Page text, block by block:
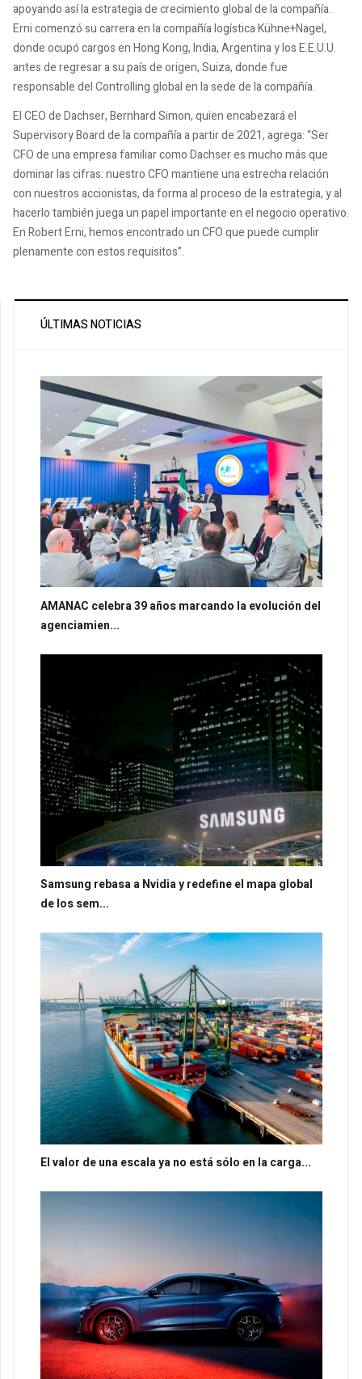
apoyando así la estrategia de crecimiento global de la compañía.
Erni comenzó su carrera en la compañía logística Kühne+Nagel,
donde ocupó cargos en Hong Kong, India, Argentina y los E.E.U.U.
antes de regresar a su país de origen, Suiza, donde fue
responsable del Controlling global en la sede de la compañía.
El CEO de Dachser, Bernhard Simon, quien encabezará el
Supervisory Board de la compañía a partir de 2021, agrega: “Ser
CFO de una empresa familiar como Dachser es mucho más que
dominar las cifras: nuestro CFO mantiene una estrecha relación
con nuestros accionistas, da forma al proceso de la estrategia, y al
hacerlo también juega un papel importante en el negocio operativo.
En Robert Erni, hemos encontrado un CFO que puede cumplir
plenamente con estos requisitos”.
ÚLTIMAS NOTICIAS
AMANAC celebra 39 años marcando la evolución del
agenciamien...
Samsung rebasa a Nvidia y redefine el mapa global
de los sem...
El valor de una escala ya no está sólo en la carga...